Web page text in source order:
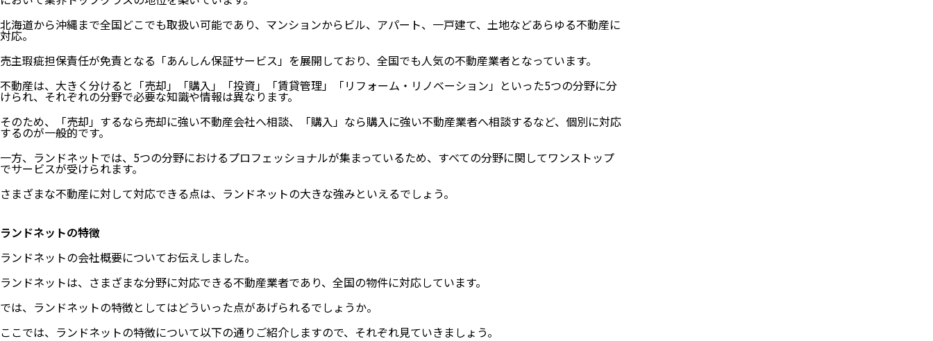
北海道から沖縄まで全国どこでも取扱い可能であり、マンションからビル、アパート、一戸建て、土地などあらゆる不動産に
対応。
売主瑕疵担保責任が免責となる「あんしん保証サービス」を展開しており、全国でも人気の不動産業者となっています。
不動産は、大きく分けると「売却」「購入」「投資」「賃貸管理」「リフォーム・リノベーション」といった5つの分野に分
けられ、それぞれの分野で必要な知識や情報は異なります。
そのため、「売却」するなら売却に強い不動産会社へ相談、「購入」なら購入に強い不動産業者へ相談するなど、個別に対応
するのが一般的です。
一方、ランドネットでは、5つの分野におけるプロフェッショナルが集まっているため、すべての分野に関してワンストップ
でサービスが受けられます。
さまざまな不動産に対して対応できる点は、ランドネットの大きな強みといえるでしょう。
ランドネットの特徴
ランドネットの会社概要についてお伝えしました。
ランドネットは、さまざまな分野に対応できる不動産業者であり、全国の物件に対応しています。
では、ランドネットの特徴としてはどういった点があげられるでしょうか。
ここでは、ランドネットの特徴について以下の通りご紹介しますので、それぞれ見ていきましょう。